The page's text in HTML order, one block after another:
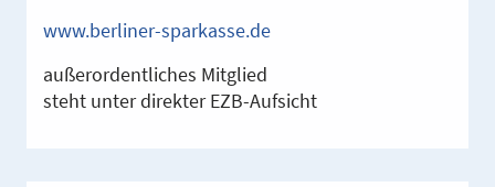
www.berliner-sparkasse.de
außerordentliches Mitglied
steht unter direkter EZB-Aufsicht